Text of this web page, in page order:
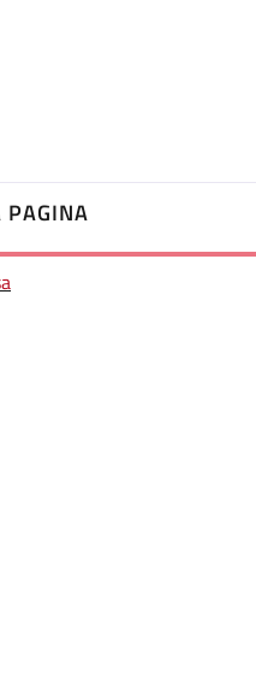
PAGINA